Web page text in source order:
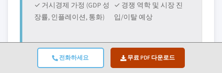
전화하세요 무료 PDF 다운로드
✓ 거시경제 가정 (GDP 성
장률, 인플레이션, 통화)
✓ 경쟁 역학 및 시장 진
입/이탈 예상